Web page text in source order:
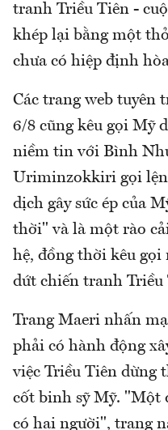
tranh Triều Tiên -
khép lại bằng một
chưa có hiệp định
Các trang web tuyên
6/8 cũng kêu gọi Mỹ
niềm tin với Bình
Uriminzokkiri gọi
dịch gây sức ép của
thời" và là một rào
hệ, đồng thời kêu
dứt chiến tranh Triều
Trang Maeri nhấn
phải có hành động
việc Triều Tiên dừng
cốt binh sỹ Mỹ. "Một
có hai người", trang